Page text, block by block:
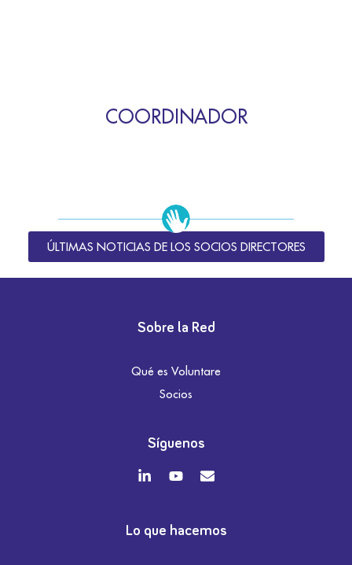
COORDINADOR
ÚLTIMAS NOTICIAS DE LOS SOCIOS DIRECTORES
Sobre la Red
Qué es Voluntare
Socios
Síguenos
Lo que hacemos